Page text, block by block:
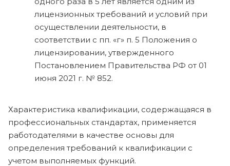
лицензионных требований и условий при
осуществлении деятельности, в
соответствии с пп. «г» п. 5 Положения о
лицензировании, утвержденного
Постановлением Правительства РФ от 01
июня 2021 г. № 852.
Характеристика квалификации, содержащаяся в
профессиональных стандартах, применяется
работодателями в качестве основы для
определения требований к квалификации с
учетом выполняемых функций.